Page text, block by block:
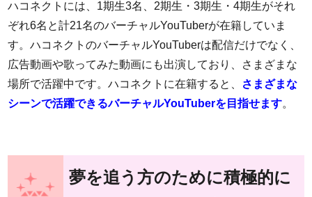
ハコネクトには、1期生3名、2期生・3期生・4期生がそれ
ぞれ6名と計21名のバーチャルYouTuberが在籍していま
す。ハコネクトのバーチャルYouTuberは配信だけでなく、
広告動画や歌ってみた動画にも出演しており、さまざまな
場所で活躍中です。ハコネクトに在籍すると、
さまざまな
シーンで活躍できるバーチャルYouTuberを目指せます。
夢を追う方のために積極的に